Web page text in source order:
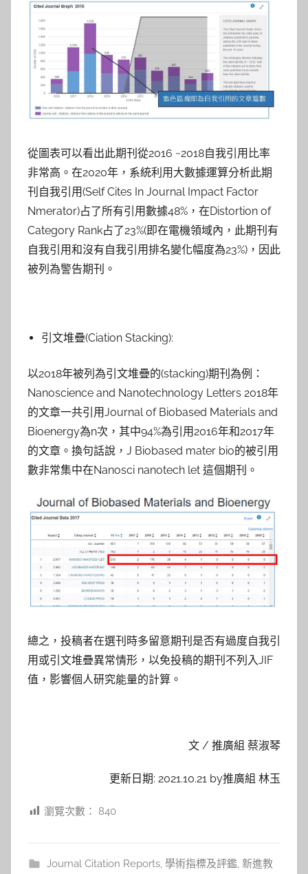
從圖表可以看出此期刊從2016 ~2018自我引用比率
非常高。在2020年，系統利用大數據運算分析此期
刊自我引用(Self Cites In Journal Impact Factor
Nmerator)占了所有引用數據48%，在Distortion of
Category Rank占了23%(即在電機領域內，此期刊有
自我引用和沒有自我引用排名變化幅度為23%)，因此
被列為警告期刊。
引文堆疊(Ciation Stacking):
以2018年被列為引文堆疊的(stacking)期刊為例：
Nanoscience and Nanotechnology Letters 2018年
的文章一共引用Journal of Biobased Materials and
Bioenergy為n次，其中94%為引用2016年和2017年
的文章。換句話說，J Biobased mater bio的被引用
數非常集中在Nanosci nanotech let 這個期刊。
總之，投稿者在選刊時多留意期刊是否有過度自我引
用或引文堆疊異常情形，以免投稿的期刊不列入JIF
值，影響個人研究能量的計算。
文 / 推廣組 蔡淑琴
更新日期: 2021.10.21 by推廣組 林玉
瀏覽次數： 840
Journal Citation Reports, 學術指標及評鑑, 新進教